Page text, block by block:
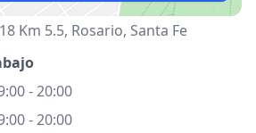
Km 5.5, Rosario, Santa Fe
- 20:00
- 20:00